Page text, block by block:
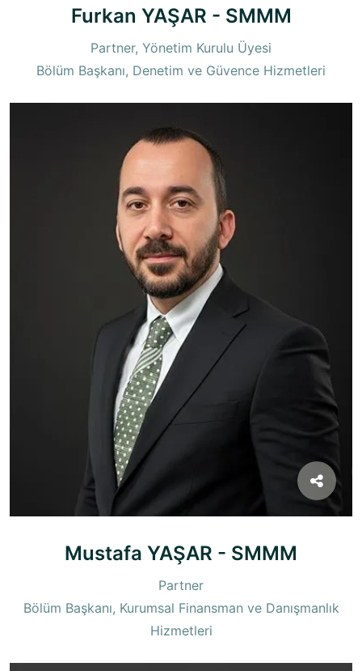
Furkan YAŞAR - SMMM
Partner, Yönetim Kurulu Üyesi
Bölüm Başkanı, Denetim ve Güvence Hizmetleri
Mustafa YAŞAR - SMMM
Partner
Bölüm Başkanı, Kurumsal Finansman ve Danışmanlık
Hizmetleri